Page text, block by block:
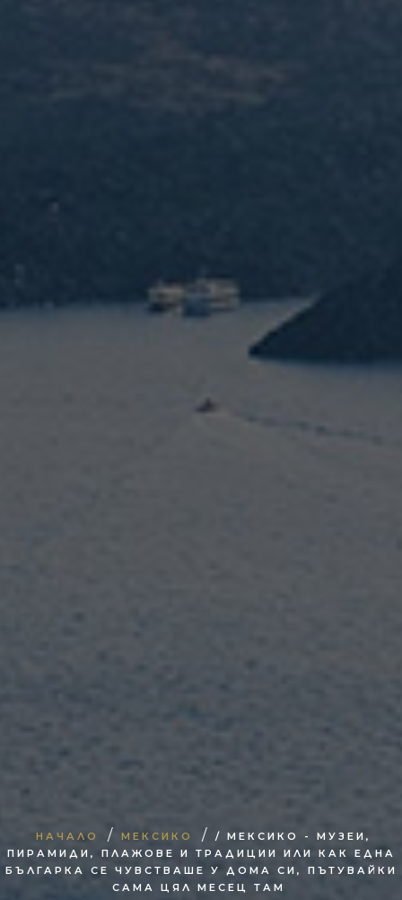
НАЧАЛО / МЕКСИКО /
/ МЕКСИКО - МУЗЕИ,
ПИРАМИДИ, ПЛАЖОВЕ И ТРАДИЦИИ ИЛИ КАК ЕДНА
БЪЛГАРКА СЕ ЧУВСТВАШЕ У ДОМА СИ, ПЪТУВАЙКИ
САМА ЦЯЛ МЕСЕЦ ТАМ